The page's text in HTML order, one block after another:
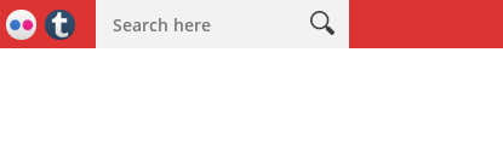
Sukses Gelar Pemeriksaan Kesehatan dan Sunatan